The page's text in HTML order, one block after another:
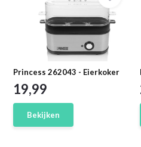
Princess 262043 - Eierkoker
19,99
Bekijken